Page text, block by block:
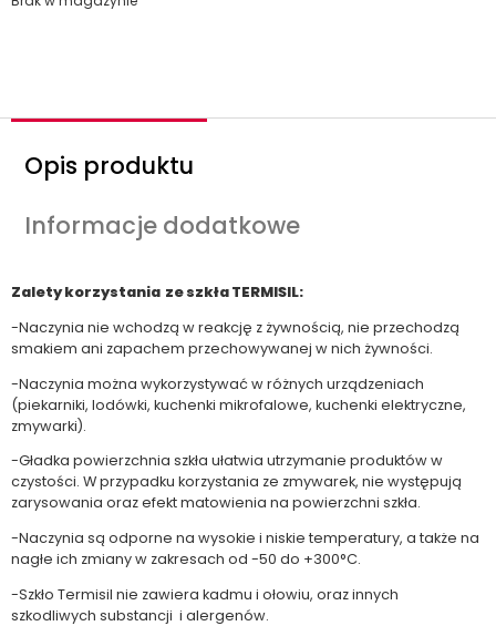
Opis produktu
Informacje dodatkowe
Zalety korzystania ze szkła TERMISIL:
-Naczynia nie wchodzą w reakcję z żywnością, nie przechodzą
smakiem ani zapachem przechowywanej w nich żywności.
-Naczynia można wykorzystywać w różnych urządzeniach
(piekarniki, lodówki, kuchenki mikrofalowe, kuchenki elektryczne,
zmywarki).
-Gładka powierzchnia szkła ułatwia utrzymanie produktów w
czystości. W przypadku korzystania ze zmywarek, nie występują
zarysowania oraz efekt matowienia na powierzchni szkła.
-Naczynia są odporne na wysokie i niskie temperatury, a także na
nagłe ich zmiany w zakresach od -50 do +300°C.
-Szkło Termisil nie zawiera kadmu i ołowiu, oraz innych
szkodliwych substancji i alergenów.